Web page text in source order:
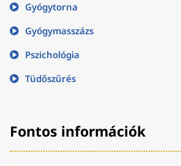
Gyógytorna
Gyógymasszázs
Pszichológia
Tüdőszűrés
Fontos információk